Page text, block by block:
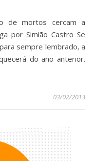
por Simião Castro Se
sempre lembrado, a
do ano anterior.
03/02/2013